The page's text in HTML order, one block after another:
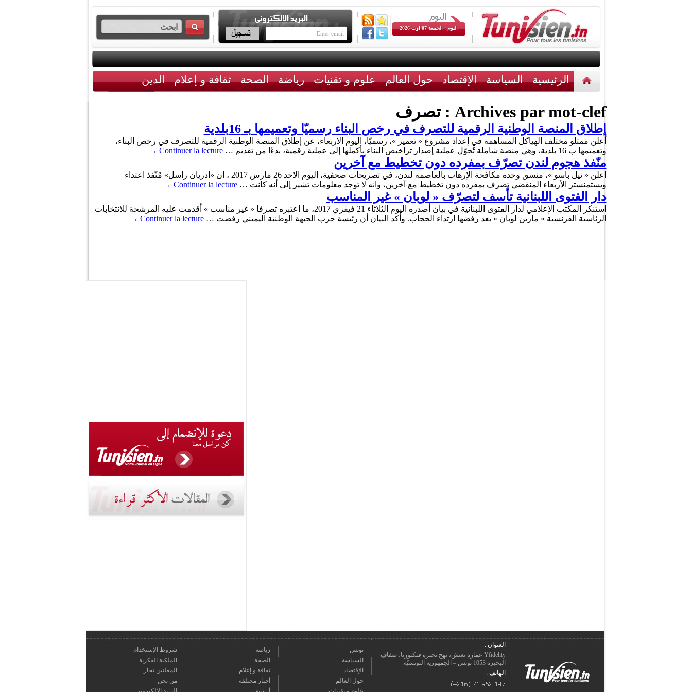
اليوم : الجمعة 07 اوت 2026
الرئيسية السياسة الإقتصاد حول العالم علوم و تقنيات رياضة الصحة ثقافة و إعلام الدين
أخبار مختلفة
Archives par mot-clef : تصرف
إطلاق المنصة الوطنية الرقمية للتصرف في رخص البناء رسميّا وتعميمها بـ 16بلدية
أعلن ممثلو مختلف الهياكل المساهمة في إعداد مشروع « تعمير »، رسميّا، اليوم الاربعاء، عن إطلاق المنصة الوطنية الرقمية للتصرف في رخص البناء،
وتعميمها ب 16 بلدية، وهي منصة شاملة تُحوّل عملية إصدار تراخيص البناء بأكملها إلى عملية رقمية، بدءًا من تقديم …
Continuer la lecture
→
منّفذ هجوم لندن تصرّف بمفرده دون تخطيط مع آخرين
اعلن « نيل باسو »، منسق وحدة مكافحة الإرهاب بالعاصمة لندن، في تصريحات صحفية، اليوم الاحد 26 مارس 2017 ، ان «ادريان راسل» مُنّفذ اعتداء
ويستمنستر الأربعاء المنقضي تصرف بمفرده دون تخطيط مع آخرين، وانه لا توجد معلومات تشير إلى أنه كانت …Continuer la lecture
→
دار الفتوى اللبنانية تأسف لتصرّف « لوبان » غير المناسب
استنكر المكتب الإعلامي لدار الفتوى اللبنانية في بيان أصدره اليوم الثلاثاء 21 فيفري 2017، ما اعتبره تصرفا « غير مناسب » أقدمت عليه المرشحة للانتخابات
الرئاسية الفرنسية « مارين لوبان » بعد رفضها ارتداء الحجاب. وأكد البيان أن رئيسة حزب الجبهة الوطنية اليميني رفضت …Continuer la lecture
→
العنوان :
Yfidelity عمارة يعيش، نهج بحيرة فيكتوريا، ضفاف
البحيرة 1053 تونس – الجمهورية التونسيّة.
الهاتف :
تونس
السياسة
الإقتصاد
حول العالم
رياضة
الصحة
ثقافة و إعلام
أخبار مختلفة
شروط الإستخدام
الملكية الفكرية
المعلنين تجار
من نحن